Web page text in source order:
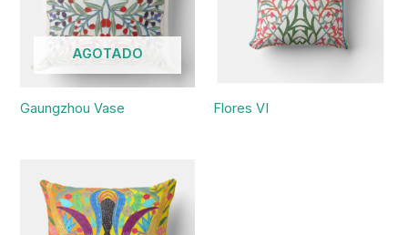
AGOTADO
Gaungzhou Vase Flores VI